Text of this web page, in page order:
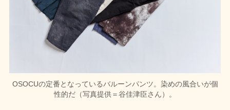
OSOCUの定番となっているバルーンパンツ。染めの風合いが個
性的だ（写真提供＝谷佳津臣さん）。